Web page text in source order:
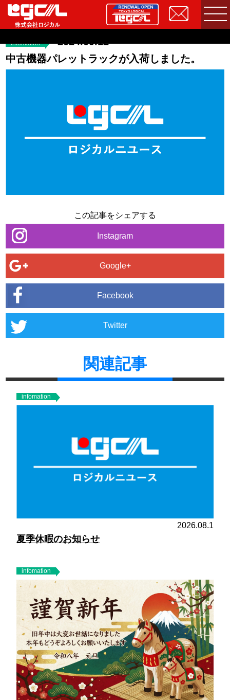
infomation
2024.09.12
中古機器パレットラックが入荷しました。
この記事をシェアする
Instagram
Google+
Facebook
Twitter
関連記事
infomation
2026.08.1
夏季休暇のお知らせ
infomation